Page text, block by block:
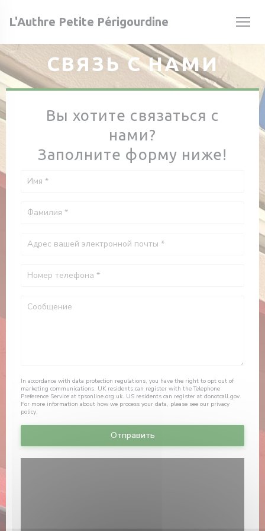
L'Authre Petite Périgourdine
СВЯЗЬ С НАМИ
Вы хотите связаться с
нами?
Заполните форму ниже!
In accordance with data protection regulations, you have the right to opt out of
marketing communications. UK residents can register with the Telephone
Preference Service at tpsonline.org.uk. US residents can register at donotcall.gov.
For more information about how we process your data, please see our privacy
policy.